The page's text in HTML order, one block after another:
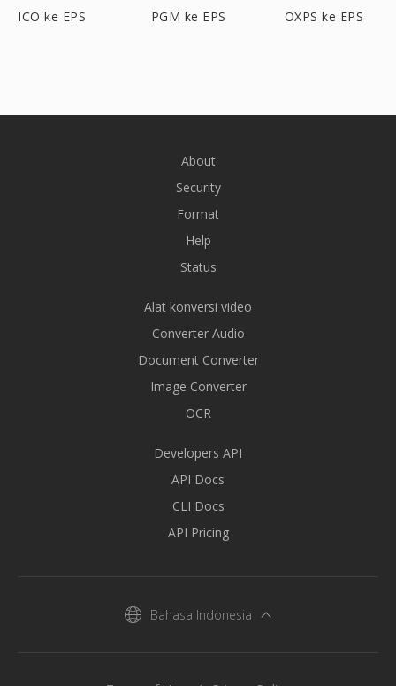
ICO ke EPS PGM ke EPS OXPS ke EPS
About
Security
Format
Help
Status
Alat konversi video
Converter Audio
Document Converter
Image Converter
OCR
Developers API
API Docs
CLI Docs
API Pricing
Bahasa Indonesia